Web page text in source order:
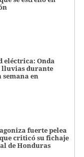
eléctrica: Onda
durante
semana en
fuerte pelea
criticó su fichaje
de Honduras